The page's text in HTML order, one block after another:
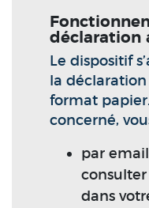
déclaration
Le dispositif
la déclaration
format
concerné,
par
dans